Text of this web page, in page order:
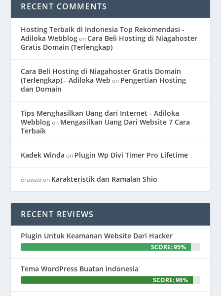
RECENT COMMENTS
Hosting Terbaik di Indonesia Top Rekomendasi -
Adiloka WebblogonCara Beli Hosting di Niagahoster
Gratis Domain (Terlengkap)
Cara Beli Hosting di Niagahoster Gratis Domain
(Terlengkap) - Adiloka Web on Pengertian Hosting
dan Domain
Tips Menghasilkan Uang dari Internet - Adiloka
Webblogon Mengasilkan Uang Dari Website 7 Cara
Terbaik
Kadek Winda on Plugin Wp Divi Timer Pro Lifetime
erawati on Karakteristik dan Ramalan Shio
RECENT REVIEWS
Plugin Untuk Keamanan Website Dari Hacker
SCORE: 95%
Tema WordPress Buatan Indonesia
SCORE: 96%